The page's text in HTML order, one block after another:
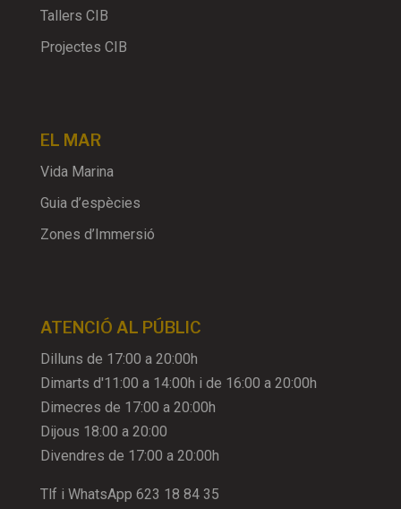
Tallers CIB
Projectes CIB
EL MAR
Vida Marina
Guia d’espècies
Zones d’Immersió
ATENCIÓ AL PÚBLIC
Dilluns de 17:00 a 20:00h
Dimarts d'11:00 a 14:00h i de 16:00 a 20:00h
Dimecres de 17:00 a 20:00h
Dijous 18:00 a 20:00
Divendres de 17:00 a 20:00h
Tlf i WhatsApp 623 18 84 35